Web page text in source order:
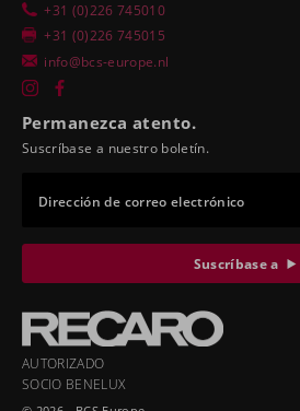
+31 (0)226 745010
+31 (0)226 745015
info@bcs-europe.nl
Permanezca atento.
Suscríbase a nuestro boletín.
Dirección de correo electrónico
Suscríbase a
AUTORIZADO
SOCIO BENELUX